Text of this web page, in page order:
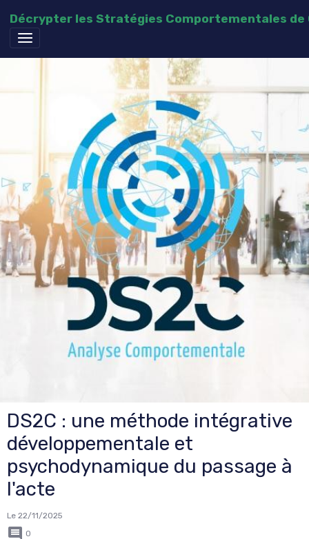
Décrypter les Stratégies Comportementales de
DS2C : une méthode intégrative
développementale et
psychodynamique du passage à
l'acte
Le 22/11/2025
0